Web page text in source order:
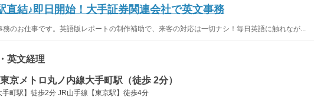
結♪即日開始！大手証券関連会社で英文事務
のお仕事です。英語版レポートの制作補助で、来客の対応は一切ナシ！毎日英語に触れなが...
英文経理
京メトロ丸ノ内線大手町駅（徒歩 2分）
町駅】徒歩2分 JR山手線【東京駅】徒歩4分